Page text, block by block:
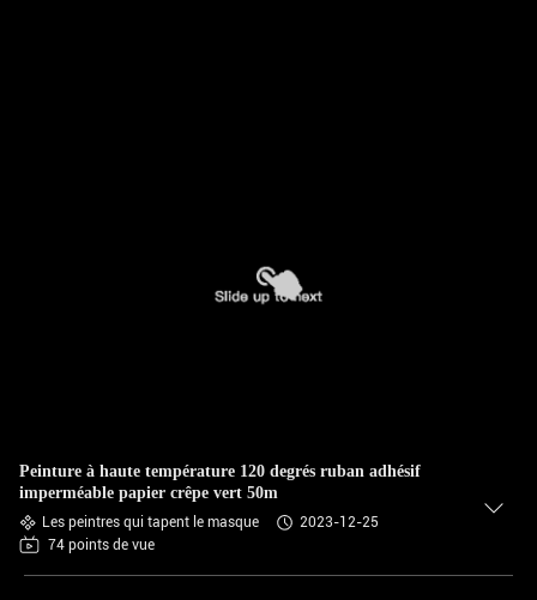
Peinture à haute température 120 degrés ruban adhésif
imperméable papier crêpe vert 50m
Les peintres qui tapent le masque
2023-12-25
74 points de vue